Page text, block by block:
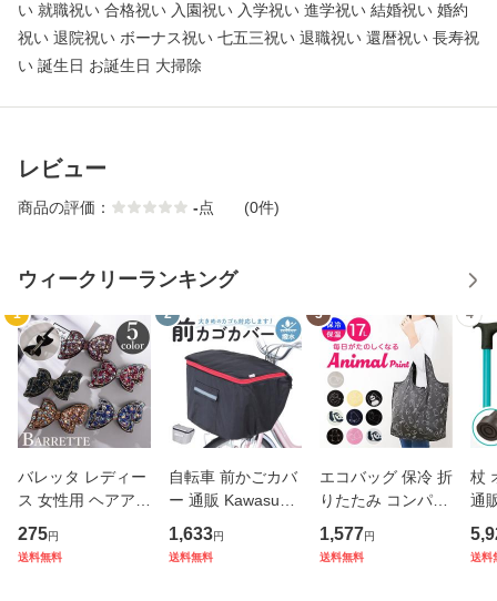
い 就職祝い 合格祝い 入園祝い 入学祝い 進学祝い 結婚祝い 婚約
祝い 退院祝い ボーナス祝い 七五三祝い 退職祝い 還暦祝い 長寿祝
い 誕生日 お誕生日 大掃除
レビュー
商品の評価： -点 (0件)
ウィークリーランキング
1
バレッタ レディー
ス 女性用 ヘアアク
セサリー リボン ラ
インストーン キラ
275円
送料無料
2
自転車 前かごカバ
ー 通販 Kawasumi
カワスミ 前カゴカ
バー バスケット カ
1,633円
送料無料
3
エコバッグ 保冷 折
りたたみ コンパク
ト 通販 エコバック
アニマル柄 エコ バ
1,577円
送料無料
4
杖
通
杖
本
送料